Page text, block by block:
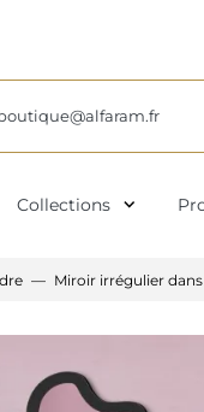
Collections expand_more
Miroir irrégulier